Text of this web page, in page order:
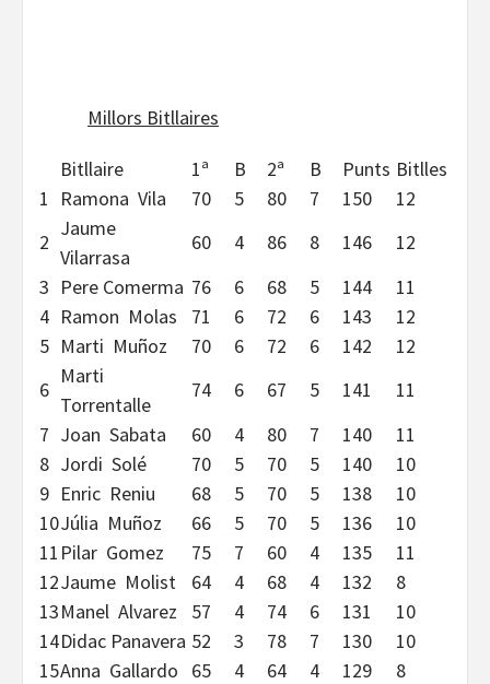
Millors Bitllaires
Bitllaire 1ª B 2ª B Punts Bitlles
1
Ramona Vila 70 5 80 7 150
12
2
Jaume
Vilarrasa
60 4 86 8 146
12
3 Pere Comerma 76 6 68 5 144
11
4 Ramon Molas 71 6 72 6 143
12
5 Marti Muñoz 70 6 72 6 142
12
6
Marti
Torrentalle
74 6 67 5 141
11
7 Joan Sabata 60 4 80 7 140
11
8 Jordi Solé 70 5 70 5 140
10
9 Enric Reniu 68 5 70 5 138
10
10Júlia Muñoz 66 5 70 5 136
10
11 Pilar Gomez 75 7 60 4 135
11
12Jaume Molist 64 4 68 4 132
8
13Manel Alvarez 57 4 74 6 131
10
14Didac Panavera 52 3 78 7 130
10
15Anna Gallardo 65 4 64 4 129
8